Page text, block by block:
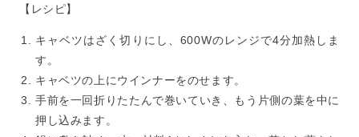
【レシピ】
キャベツはざく切りにし、600Wのレンジで4分加熱しま
す。
キャベツの上にウインナーをのせます。
手前を一回折りたたんで巻いていき、もう片側の葉を中に
押し込みます。